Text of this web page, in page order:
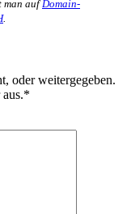
man auf Domain-
.
oder weitergegeben.
*